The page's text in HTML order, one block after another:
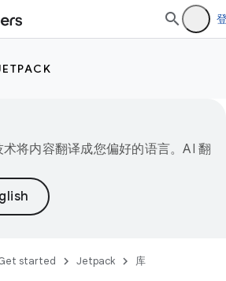
将内容翻译成您偏好的语言。AI 翻
started Jetpack 库